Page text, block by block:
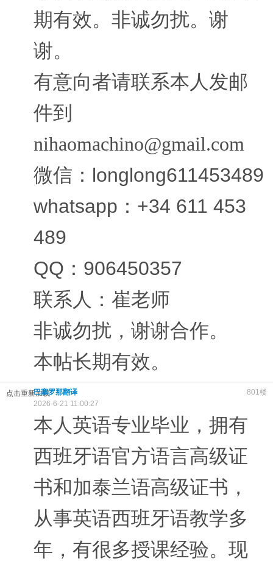
期有效。非诚勿扰。谢
谢。
有意向者请联系本人发邮
件到
nihaomachino@gmail.com
微信：longlong611453489
whatsapp：+34 611 453
489
QQ：906450357
联系人：崔老师
非诚勿扰，谢谢合作。
本帖长期有效。
点击重新加载 801楼
巴塞罗那翻译
2026-6-21 11:00:27
本人英语专业毕业，拥有
西班牙语官方语言高级证
书和加泰兰语高级证书，
从事英语西班牙语教学多
年，有很多授课经验。现